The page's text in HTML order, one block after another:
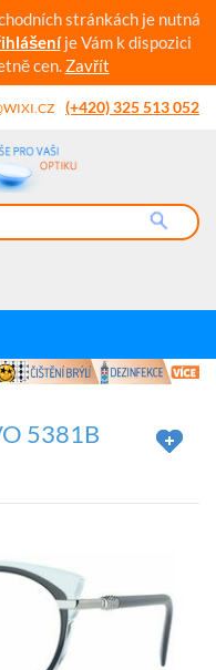
stránkách je nutná
je Vám k dispozici
cen. Zavřít
(+420) 325 513 052
5381B